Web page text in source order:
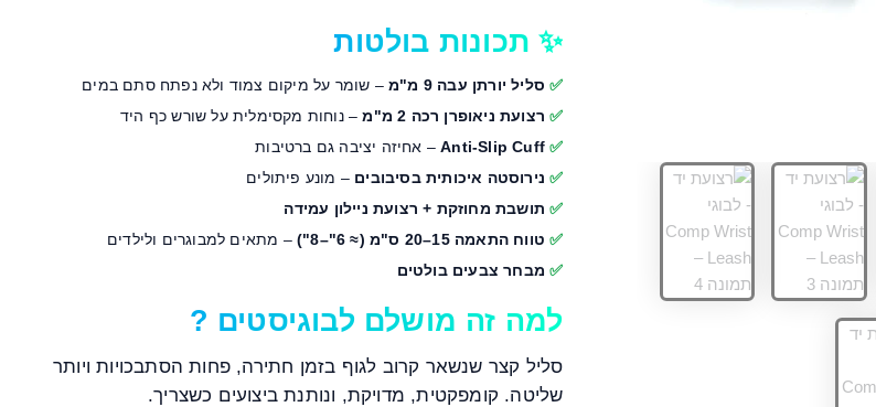
✨ תכונות בולטות
סליל יורתן עבה 9 מ"מ
– שומר על מיקום צמוד ולא נפתח סתם במים
רצועת ניאופרן רכה 2 מ"מ
– נוחות מקסימלית על שורש כף היד
Anti-Slip Cuff– אחיזה יציבה גם ברטיבות
נירוסטה איכותית בסיבובים – מונע פיתולים
תושבת מחוזקת + רצועת ניילון עמידה
טווח התאמה 15–20 ס"מ (≈ 6"–8")
– מתאים למבוגרים ולילדים
מבחר צבעים בולטים
למה זה מושלם לבוגיסטים ?
סליל קצר שנשאר קרוב לגוף בזמן חתירה, פחות הסתבכויות ויותר
שליטה. קומפקטית, מדויקת, ונותנת ביצועים כשצריך.